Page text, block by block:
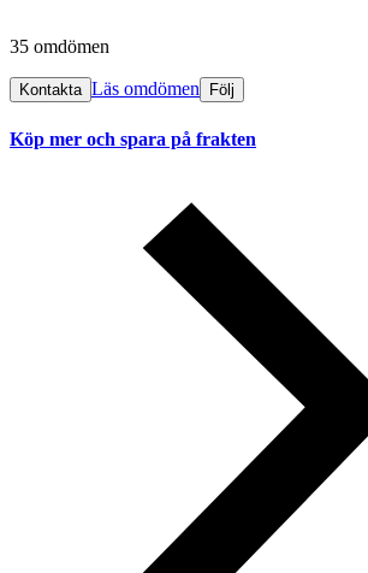
35 omdömen
Kontakta Läs omdömen Följ
Köp mer och spara på frakten